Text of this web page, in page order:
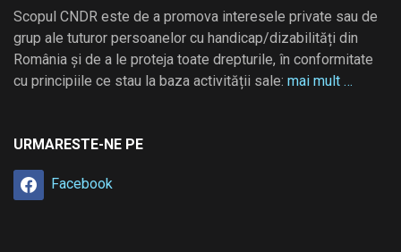
Scopul CNDR este de a promova interesele private sau de
grup ale tuturor persoanelor cu handicap/dizabilități din
România și de a le proteja toate drepturile, în conformitate
cu principiile ce stau la baza activității sale: mai mult …
URMARESTE-NE PE
Facebook